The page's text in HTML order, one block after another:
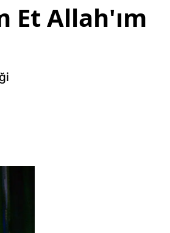
Et Allah'ım